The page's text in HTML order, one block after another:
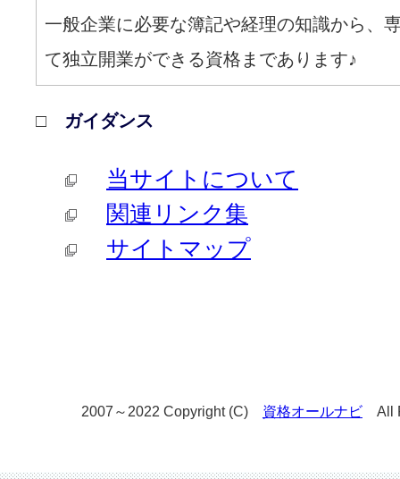
一般企業に必要な簿記や経理の知識から、
て独立開業ができる資格まであります♪
□ ガイダンス
当サイトについて
関連リンク集
サイトマップ
2007～2022 Copyright (C) 資格オールナビ All